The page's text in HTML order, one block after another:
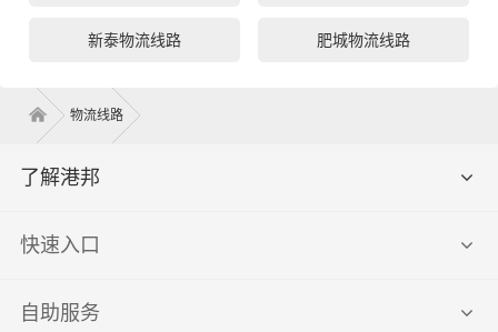
新泰物流线路 肥城物流线路
物流线路
了解港邦
快速入口
自助服务